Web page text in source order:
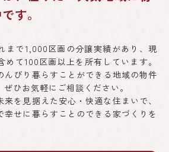
す。
まで1,000区画の分譲実績があり、現
て100区画以上を所有しています。
んびり暮らすことができる地域の物件
ひお気軽にご相談ください。
を見据えた安心・快適な住まいで、
幸せに暮らすことのできる家づくりを